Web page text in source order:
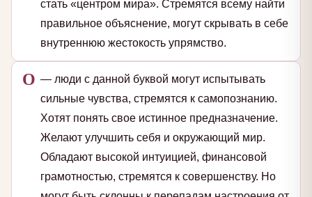
стать «центром мира». Стремятся всему найти
правильное объяснение, могут скрывать в себе
внутреннюю жестокость упрямство.
О — люди с данной буквой могут испытывать
сильные чувства, стремятся к самопознанию.
Хотят понять свое истинное предназначение.
Желают улучшить себя и окружающий мир.
Обладают высокой интуицией, финансовой
грамотностью, стремятся к совершенству. Но